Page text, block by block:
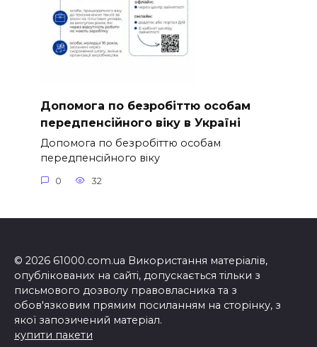
Допомога по безробіттю особам
передпенсійного віку в Україні
Допомога по безробіттю особам
передпенсійного віку
0 32
© 2026 61000.com.ua Використання матеріалів,
опублікованих на сайті, допускається тільки з
письмового дозволу правовласника та з
обов'язковим прямим посиланням на сторінку, з
якої запозичений матеріал.
купити пакети